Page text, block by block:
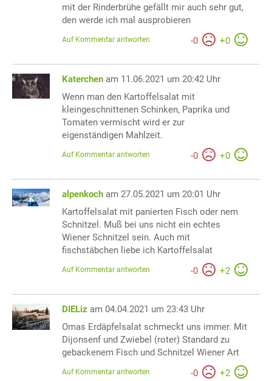
mit der Rinderbrühe gefällt mir auch sehr gut,
den werde ich mal ausprobieren
-0 +0
Auf Kommentar antworten
Katerchen am 11.06.2021 um 20:42 Uhr
Wenn man den Kartoffelsalat mit
kleingeschnittenen Schinken, Paprika und
Tomaten vermischt wird er zur
eigenständigen Mahlzeit.
-0 +0
Auf Kommentar antworten
alpenkoch am 27.05.2021 um 20:01 Uhr
Kartoffelsalat mit panierten Fisch oder nem
Schnitzel. Muß bei uns nicht ein echtes
Wiener Schnitzel sein. Auch mit
fischstäbchen liebe ich Kartoffelsalat
-0 +2
Auf Kommentar antworten
DIELiz am 04.04.2021 um 23:43 Uhr
Omas Erdäpfelsalat schmeckt uns immer. Mit
Dijonsenf und Zwiebel (roter) Standard zu
gebackenem Fisch und Schnitzel Wiener Art
-0 +2
Auf Kommentar antworten